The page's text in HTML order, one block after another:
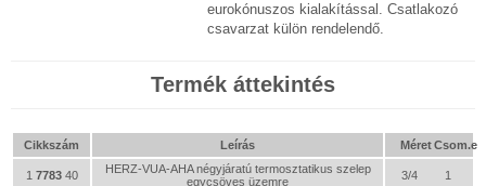
eurokónuszos kialakítással. Csatlakozó
csavarzat külön rendelendő.
Termék áttekintés
Cikkszám Leírás MéretCsom.e
1 778340
HERZ-VUA-AHA négyjáratú termosztatikus szelep
egycsöves üzemre
3/4 1